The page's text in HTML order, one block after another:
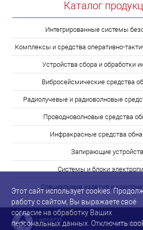
Каталог
Интегрированные системы
Комплексы и средства оперативно-
Устройства сбора и обработки
Вибросейсмические средства
Радиолучевые и радиоволновые
Проводноволновые средства
Инфракрасные средства
Запирающие
Системы и блоки
Специальные изделия и
Этот сайт использует cookies.
работу с сайтом, Вы выражаете своё
согласие на обработку Ваших
персональных данных. Отключить